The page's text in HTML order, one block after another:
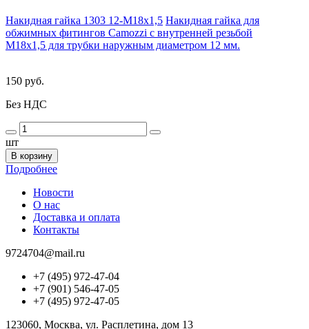
Накидная гайка 1303 12-M18x1,5 Накидная гайка для
обжимных фитингов Camozzi с внутренней резьбой
M18x1,5 для трубки наружным диаметром 12 мм.
150 руб.
Без НДС
шт
В корзину
Подробнее
Новости
О нас
Доставка и оплата
Контакты
9724704@mail.ru
+7 (495) 972-47-04
+7 (901) 546-47-05
+7 (495) 972-47-05
123060, Москва, ул. Расплетина, дом 13